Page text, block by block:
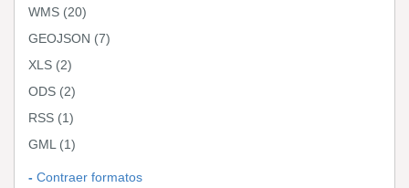
WMS (20)
GEOJSON (7)
XLS (2)
ODS (2)
RSS (1)
GML (1)
Contraer formatos